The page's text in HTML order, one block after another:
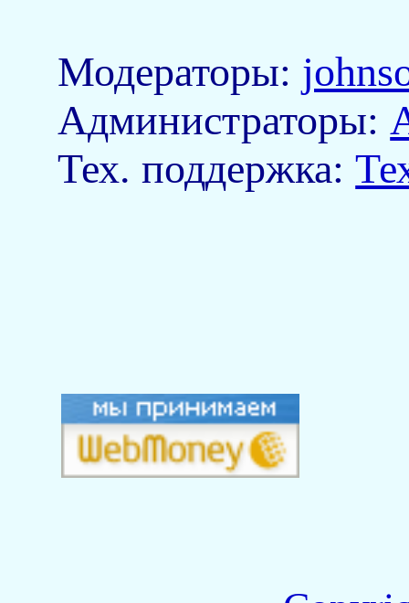
Модераторы:
Aдминистраторы:
Тех. поддержка: